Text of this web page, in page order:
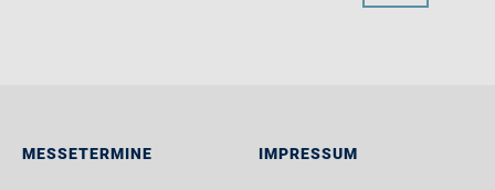
MESSETERMINE IMPRESSUM